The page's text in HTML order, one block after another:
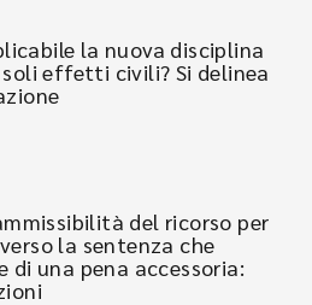
la nuova disciplina
effetti civili? Si delinea
del ricorso per
la sentenza che
una pena accessoria: